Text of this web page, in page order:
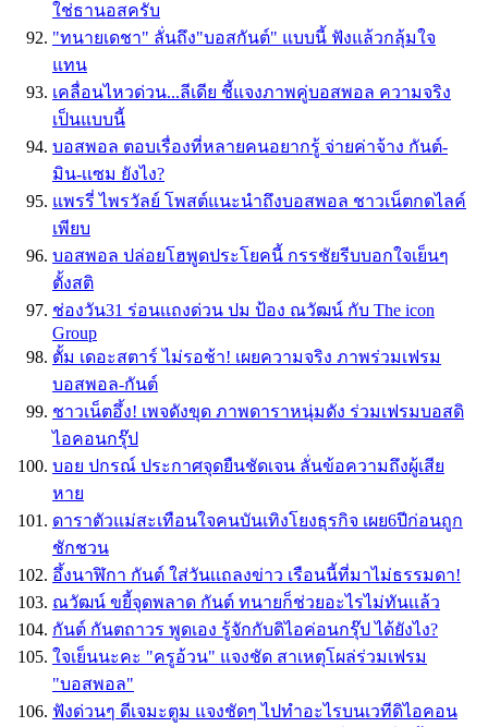
ใช่ธานอสครับ
"ทนายเดชา" ลั่นถึง"บอสกันต์" แบบนี้ ฟังแล้วกลุ้มใจ
แทน
เคลื่อนไหวด่วน...ลีเดีย ชี้แจงภาพคู่บอสพอล ความจริง
เป็นแบบนี้
บอสพอล ตอบเรื่องที่หลายคนอยากรู้ จ่ายค่าจ้าง กันต์-
มิน-เเซม ยังไง?
แพรรี่ ไพรวัลย์ โพสต์แนะนำถึงบอสพอล ชาวเน็ตกดไลค์
เพียบ
บอสพอล ปล่อยโฮพูดประโยคนี้ กรรชัยรีบบอกใจเย็นๆ
ตั้งสติ
ช่องวัน31 ร่อนเเถงด่วน ปม ป้อง ณวัฒน์ กับ The icon
Group
ตั้ม เดอะสตาร์ ไม่รอช้า! เผยความจริง ภาพร่วมเฟรม
บอสพอล-กันต์
ชาวเน็ตอึ้ง! เพจดังขุด ภาพดาราหนุ่มดัง ร่วมเฟรมบอสดิ
ไอคอนกรุ๊ป
บอย ปกรณ์ ประกาศจุดยืนชัดเจน ลั่นข้อความถึงผู้เสีย
หาย
ดาราตัวแม่สะเทือนใจคนบันเทิงโยงธุรกิจ เผย6ปีก่อนถูก
ชักชวน
อึ้งนาฬิกา กันต์ ใส่วันเเถลงข่าว เรือนนี้ที่มาไม่ธรรมดา!
ณวัฒน์ ขยี้จุดพลาด กันต์ ทนายก็ช่วยอะไรไม่ทันเเล้ว
กันต์ กันตถาวร พูดเอง รู้จักกับดิไอค่อนกรุ๊ป ได้ยังไง?
ใจเย็นนะคะ "ครูอ้วน" แจงชัด สาเหตุโผล่ร่วมเฟรม
"บอสพอล"
ฟังด่วนๆ ดีเจมะตูม แจงชัดๆ ไปทำอะไรบนเวทีดิไอคอน